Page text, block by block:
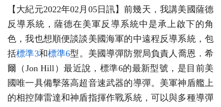
【大紀元2022年02月05日訊】前幾天，我講美國薩德
反導系統，薩德在美軍反導系統中是承上啟下的角
色，我也想順便談談美國海軍的中遠程反導系統，包
括標準3和標準6型。美國導彈防禦局負責人喬恩．希
爾（Jon Hill）最近說，標準6的最新型號，是目前美
國唯一具備擊落高超音速武器的導彈。美軍神盾艦上
的相控陣雷達和神盾指揮作戰系統，可以與多種導彈